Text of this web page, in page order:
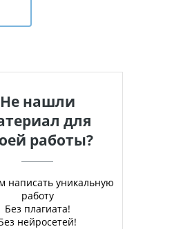
Не нашли
для
работы?
написать уникальную
работу
Без плагиата!
нейросетей!